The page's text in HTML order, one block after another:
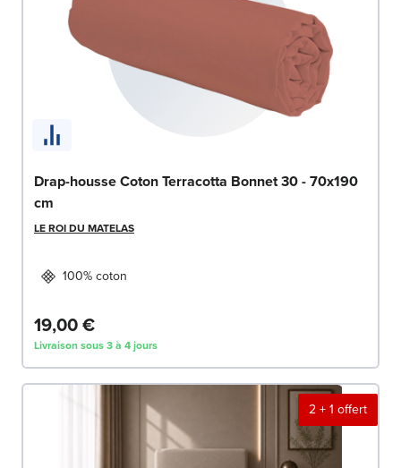
Drap-housse Coton Terracotta Bonnet 30 - 70x190
cm
LE ROI DU MATELAS
100% coton
19,00 €
Livraison sous 3 à 4 jours
2 + 1 offert